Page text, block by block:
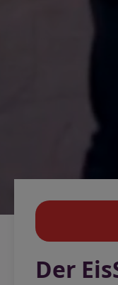
Der